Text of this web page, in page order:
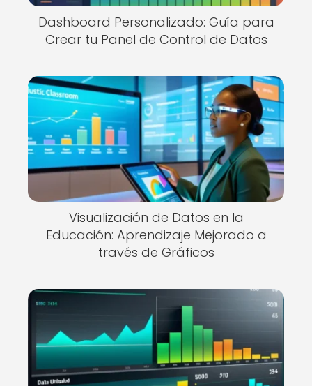
Dashboard Personalizado: Guía para
Crear tu Panel de Control de Datos
Visualización de Datos en la
Educación: Aprendizaje Mejorado a
través de Gráficos